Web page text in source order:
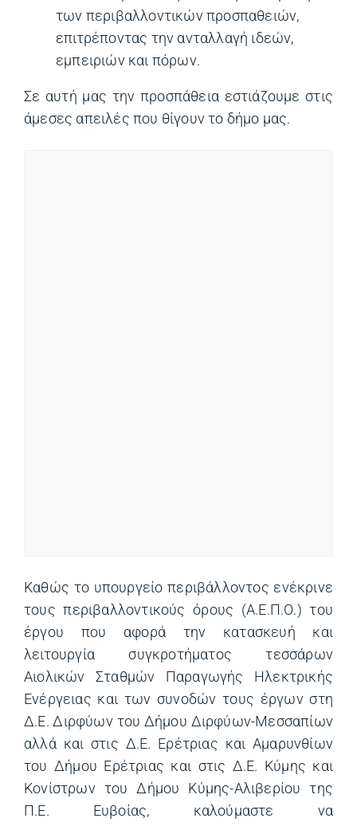
των περιβαλλοντικών προσπαθειών,
επιτρέποντας την ανταλλαγή ιδεών,
εμπειριών και πόρων.
Σε αυτή μας την προσπάθεια εστιάζουμε στις
άμεσες απειλές που θίγουν το δήμο μας.
Καθώς το υπουργείο περιβάλλοντος ενέκρινε
τους περιβαλλοντικούς όρους (Α.Ε.Π.Ο.) του
έργου που αφορά την κατασκευή και
λειτουργία συγκροτήματος τεσσάρων
Αιολικών Σταθμών Παραγωγής Ηλεκτρικής
Ενέργειας και των συνοδών τους έργων στη
Δ.Ε. Διρφύων του Δήμου Διρφύων-Μεσσαπίων
αλλά και στις Δ.Ε. Ερέτριας και Αμαρυνθίων
του Δήμου Ερέτριας και στις Δ.Ε. Κύμης και
Κονίστρων του Δήμου Κύμης-Αλιβερίου της
Π.Ε. Ευβοίας, καλούμαστε να